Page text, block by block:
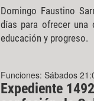
Domingo Faustino
días para ofrecer una
educación y progreso.
Funciones: Sábados
Expediente